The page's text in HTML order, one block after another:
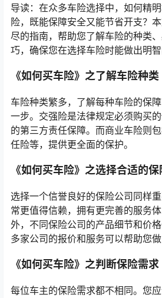
导读：在众多车险选择中，如何精
险，既能保障安全又能节省开支？
尽的指南，帮助您了解车险的种类
巧，确保您在选择车险时能做出明智
《如何买车险》之了解车险种类
车险种类繁多，了解每种车险的保
一步。交强险是法律规定必须购买
的第三方责任保障。而商业车险则
任险等，提供更全面的保护。
《如何买车险》之选择合适的保
选择一个信誉良好的保险公司同样
常更值得信赖，拥有更完善的服务
外，不同保险公司的产品细节和价
多家公司的报价和服务可以帮助您做
《如何买车险》之判断保险需求
每位车主的保险需求都不相同。您